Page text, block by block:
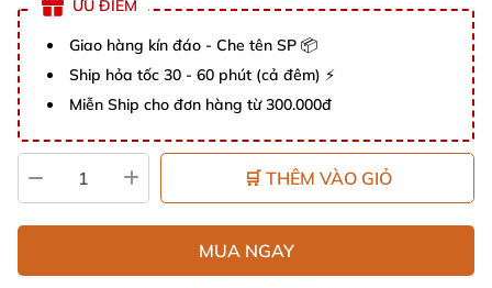
ƯU ĐIỂM
Giao hàng kín đáo - Che tên SP 📦
Ship hỏa tốc 30 - 60 phút (cả đêm) ⚡
Miễn Ship cho đơn hàng từ 300.000đ
🛒 THÊM VÀO GIỎ
MUA NGAY